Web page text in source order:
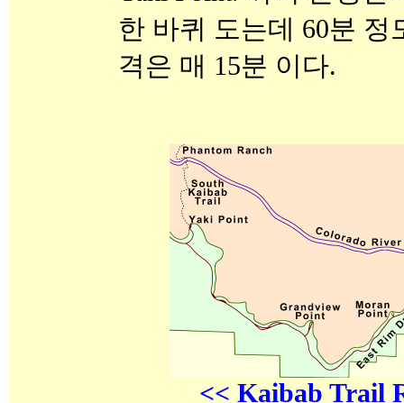
한 바퀴 도는데 60분
격은 매 15분 이다.
<< Kaibab Trail